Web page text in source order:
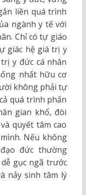
liền quá trình
ngành y tế với
Chỉ có tự giáo
giác hệ giá trị y
y đức cá nhân
nhất hữu cơ
không phải tự
quá trình phấn
gian khổ, đòi
quyết tâm cao
Nếu không
đức thường
gục ngã trước
nảy sinh tâm lý